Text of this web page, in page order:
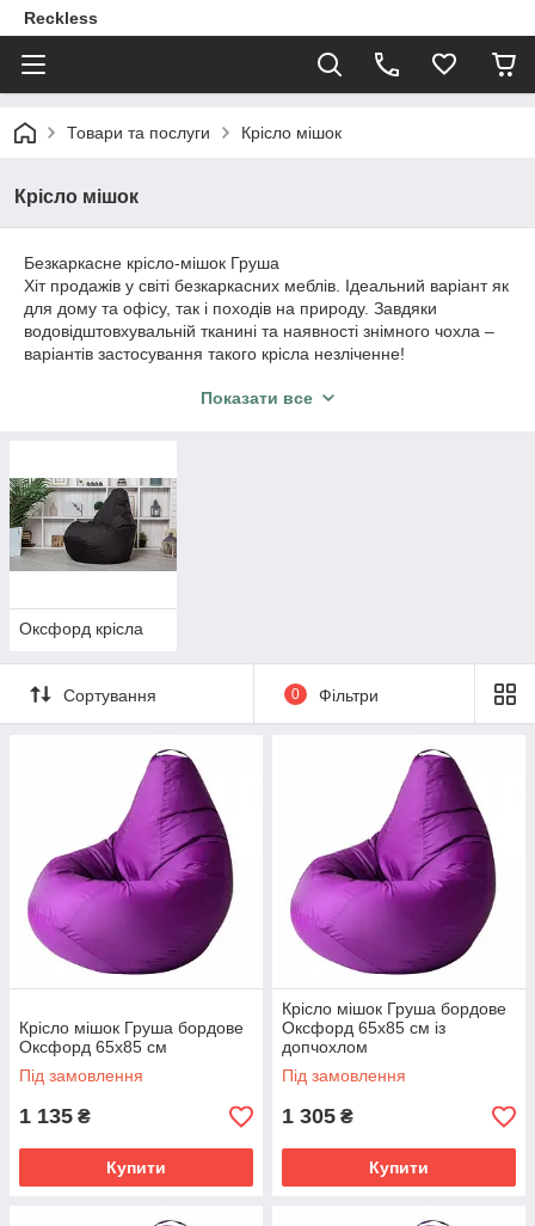
Reckless
Товари та послуги Крісло мішок
Крісло мішок
Безкаркасне крісло-мішок Груша
Хіт продажів у світі безкаркасних меблів. Ідеальний варіант як
для дому та офісу, так і походів на природу. Завдяки
водовідштовхувальній тканині та наявності знімного чохла –
варіантів застосування такого крісла незліченне!
Вибирайте своє крісло для затишних вечорів!
Показати все
Оксфорд крісла
Сортування 0 Фільтри
Крісло мішок Груша бордове
Оксфорд 65х85 см
Під замовлення
1 135 ₴
Купити
Крісло мішок Груша бордове
Оксфорд 65х85 см із
допчохлом
Під замовлення
1 305 ₴
Купити